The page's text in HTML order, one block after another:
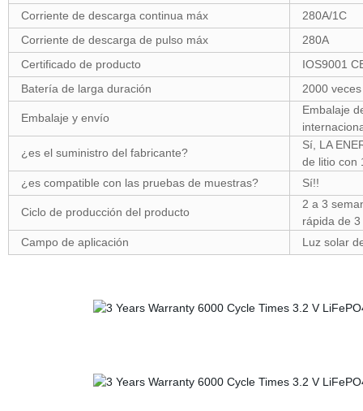
Corriente de descarga continua máx
280A/1C
Corriente de descarga de pulso máx
280A
Certificado de producto
IOS9001
Batería de larga duración
2000 veces
Embalaje y envío
Embalaje
¿es el suministro del fabricante?
Sí, LA
de litio con
¿es compatible con las pruebas de muestras?
Sí!!
Ciclo de producción del producto
2 a 3
rápida de
Campo de aplicación
Luz solar